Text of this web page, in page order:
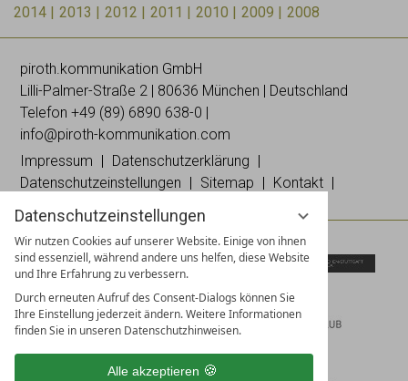
Datenschutzeinstellungen
Wir nutzen Cookies auf unserer Website. Einige von ihnen
sind essenziell, während andere uns helfen, diese Website
und Ihre Erfahrung zu verbessern.
Durch erneuten Aufruf des Consent-Dialogs können Sie
Ihre Einstellung jederzeit ändern. Weitere Informationen
finden Sie in unseren Datenschutzhinweisen.
Alle akzeptieren
2014
2013 2012 2011 2010 2009 2008
piroth.kommunikation GmbH
Lilli-Palmer-Straße 2 | 80636 München | Deutschland
Telefon +49 (89) 6890 638-0
info@piroth-kommunikation.com
Impressum
Datenschutzerklärung
Datenschutzeinstellungen
Sitemap Kontakt